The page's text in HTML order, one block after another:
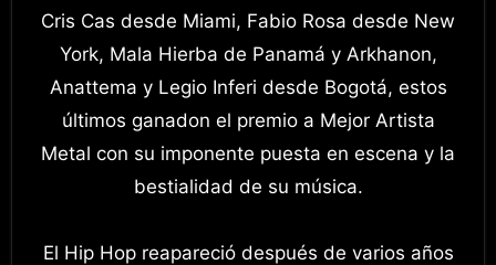
Cris Cas desde Miami, Fabio Rosa desde New
York, Mala Hierba de Panamá y Arkhanon,
Anattema y Legio Inferi desde Bogotá, estos
últimos ganadon el premio a Mejor Artista
Metal con su imponente puesta en escena y la
bestialidad de su música.
El Hip Hop reapareció después de varios años